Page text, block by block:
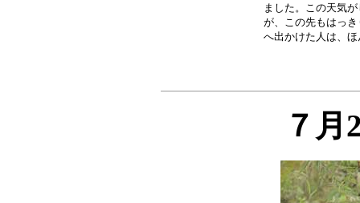
ました。この天気
が、この先もはっ
７月